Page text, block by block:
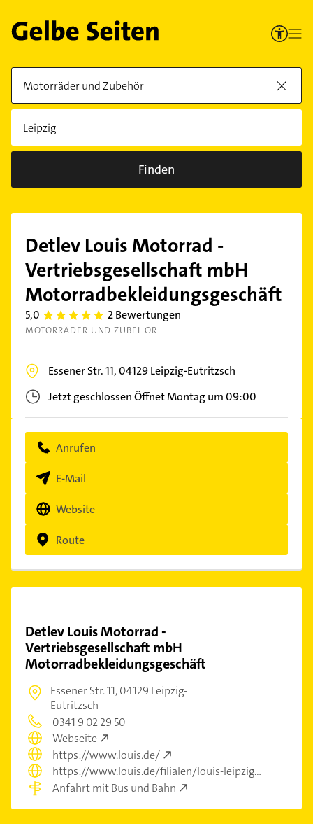
Finden
Detlev Louis Motorrad -
Vertriebsgesellschaft mbH
Motorradbekleidungsgeschäft
5,0 5.0 2 Bewertungen
MOTORRÄDER UND ZUBEHÖR
Essener Str. 11,04129Leipzig-Eutritzsch
Jetzt geschlossenÖffnet Montag um 09:00
Anrufen
E-Mail
Website
Route
Detlev Louis Motorrad -
Vertriebsgesellschaft mbH
Motorradbekleidungsgeschäft
Essener Str. 11,04129 Leipzig-
Eutritzsch
0341 9 02 29 50
Webseite
https://www.louis.de/
https://www.louis.de/filialen/louis-leipzig
Anfahrt mit Bus und Bahn